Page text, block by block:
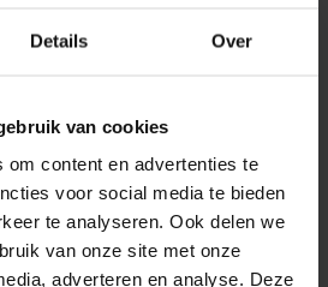
Details Over
van cookies
om content en advertenties te
voor social media te bieden
te analyseren. Ook delen we
van onze site met onze
adverteren en analyse. Deze
Watt
voor vloerverwarming
– +